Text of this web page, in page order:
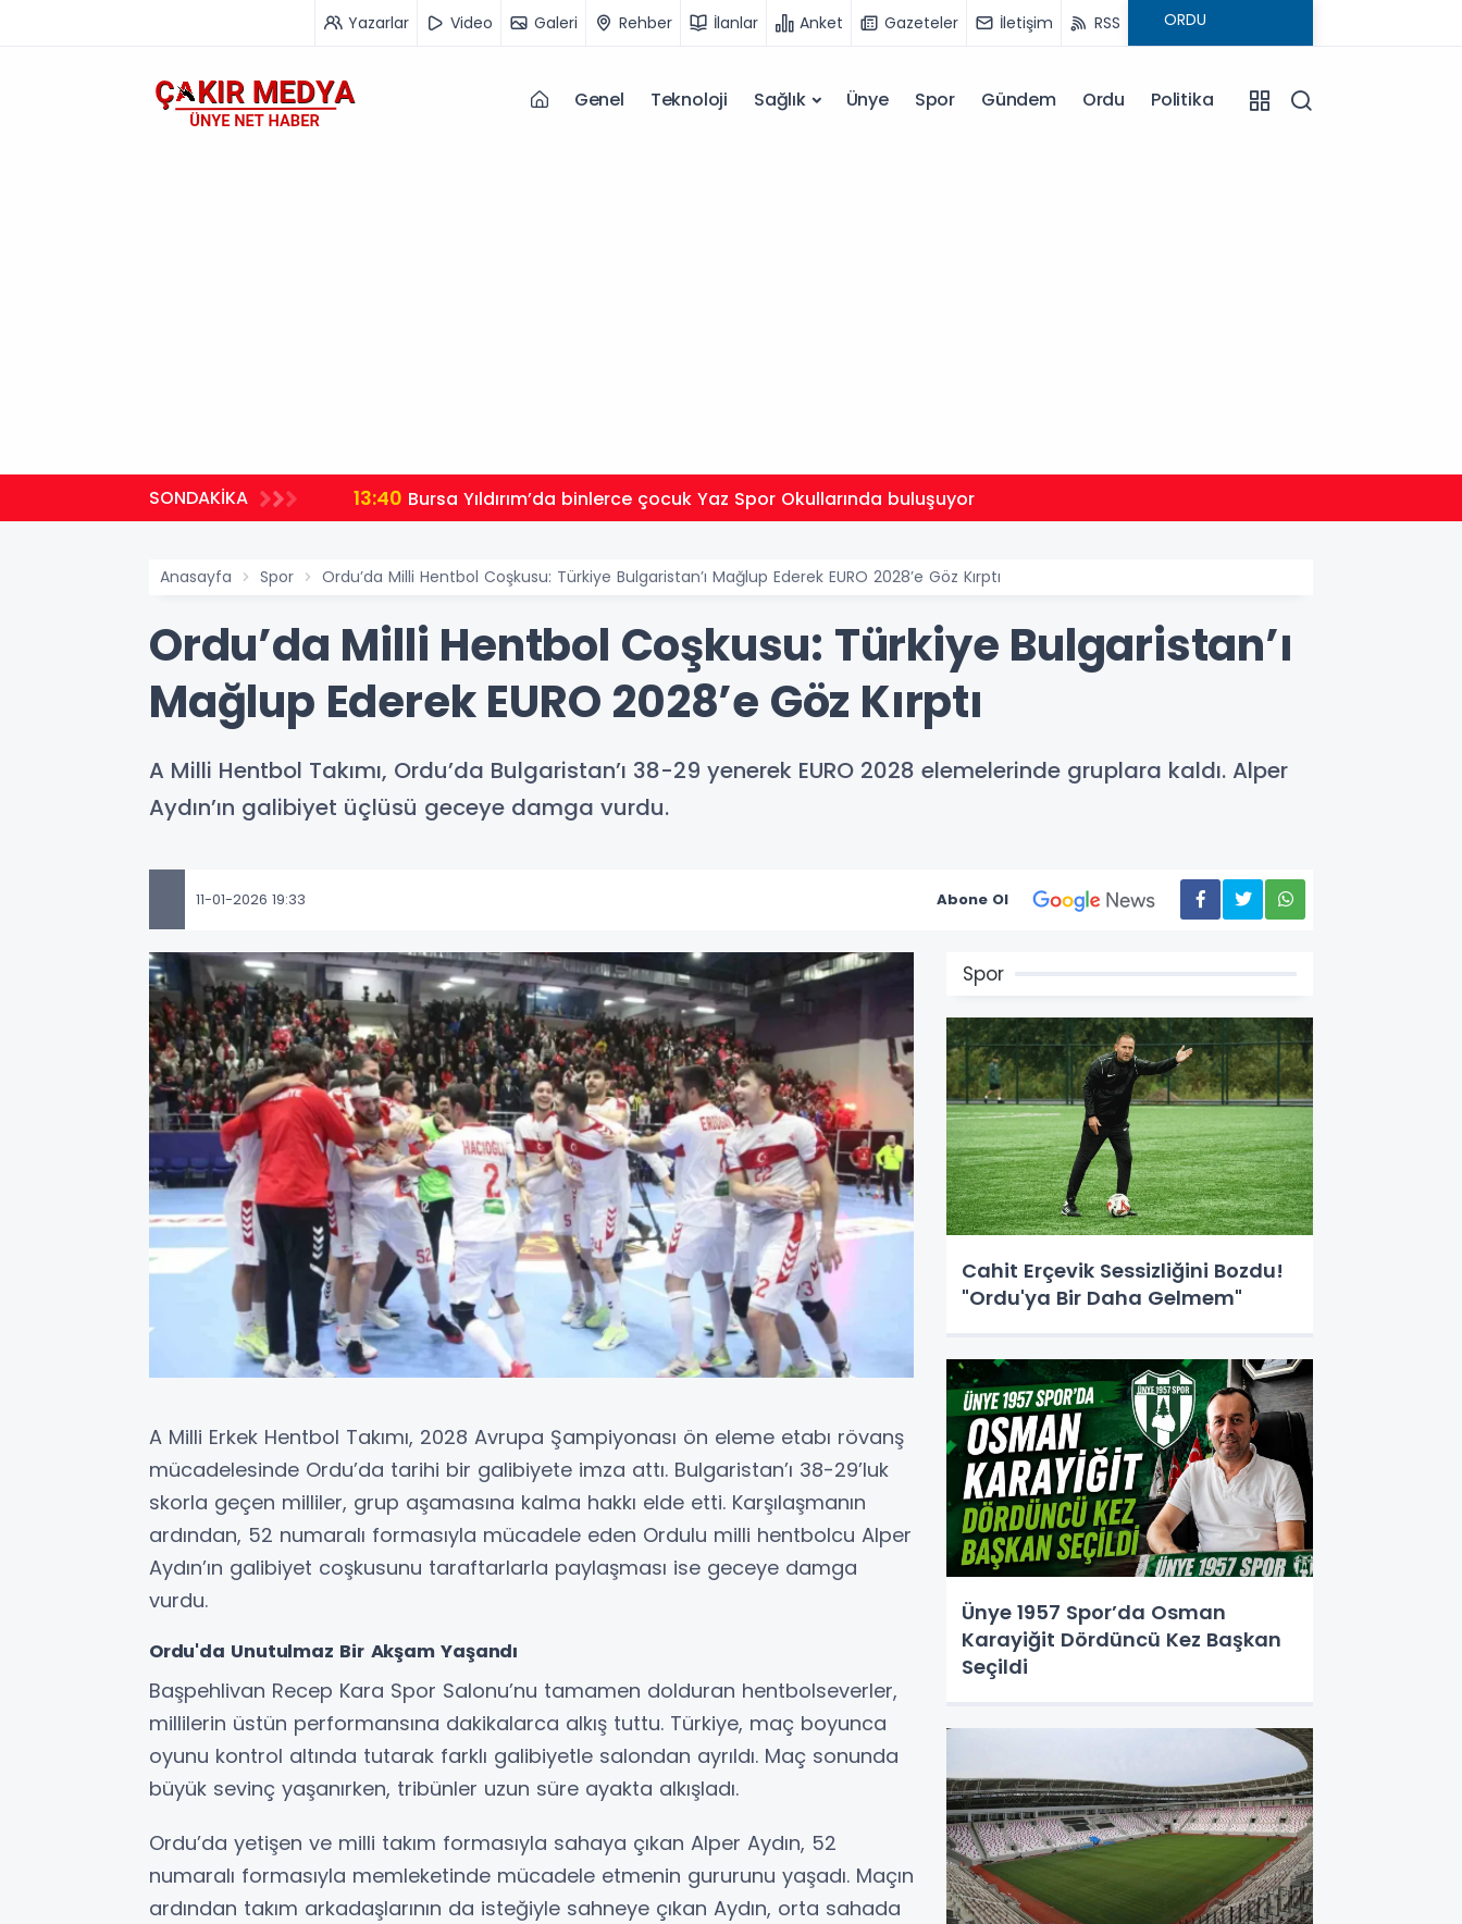
Yazarlar Video Galeri Rehber İlanlar Anket Gazeteler İletişim RSS
Genel Teknoloji Sağlık Ünye Spor Gündem Ordu Politika
SONDAKİKA 13:40 Bursa Yıldırım’da binlerce çocuk Yaz Spor Okullarında buluşuyor
Anasayfa Spor Ordu’da Milli Hentbol Coşkusu: Türkiye Bulgaristan’ı Mağlup Ederek EURO 2028’e Göz Kırptı
Ordu’da Milli Hentbol Coşkusu: Türkiye Bulgaristan’ı
Mağlup Ederek EURO 2028’e Göz Kırptı
A Milli Hentbol Takımı, Ordu’da Bulgaristan’ı 38-29 yenerek EURO 2028 elemelerinde gruplara kaldı. Alper
Aydın’ın galibiyet üçlüsü geceye damga vurdu.
11-01-2026 19:33 Abone Ol
A Milli Erkek Hentbol Takımı, 2028 Avrupa Şampiyonası ön eleme etabı rövanş
mücadelesinde Ordu’da tarihi bir galibiyete imza attı. Bulgaristan’ı 38-29’luk
skorla geçen milliler, grup aşamasına kalma hakkı elde etti. Karşılaşmanın
ardından, 52 numaralı formasıyla mücadele eden Ordulu milli hentbolcu Alper
Aydın’ın galibiyet coşkusunu taraftarlarla paylaşması ise geceye damga
vurdu.
Ordu'da Unutulmaz Bir Akşam Yaşandı
Başpehlivan Recep Kara Spor Salonu’nu tamamen dolduran hentbolseverler,
millilerin üstün performansına dakikalarca alkış tuttu. Türkiye, maç boyunca
oyunu kontrol altında tutarak farklı galibiyetle salondan ayrıldı. Maç sonunda
büyük sevinç yaşanırken, tribünler uzun süre ayakta alkışladı.
Ordu’da yetişen ve milli takım formasıyla sahaya çıkan Alper Aydın, 52
numaralı formasıyla memleketinde mücadele etmenin gururunu yaşadı. Maçın
ardından takım arkadaşlarının da isteğiyle sahneye çıkan Aydın, orta sahada
Spor
Cahit Erçevik Sessizliğini Bozdu!
"Ordu'ya Bir Daha Gelmem"
Ünye 1957 Spor’da Osman
Karayiğit Dördüncü Kez Başkan
Seçildi